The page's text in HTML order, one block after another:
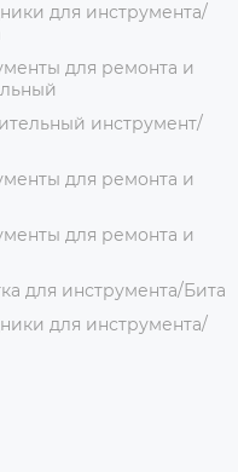
для инструмента/
для ремонта и
инструмент/
для ремонта и
для ремонта и
для инструмента/Бита
для инструмента/